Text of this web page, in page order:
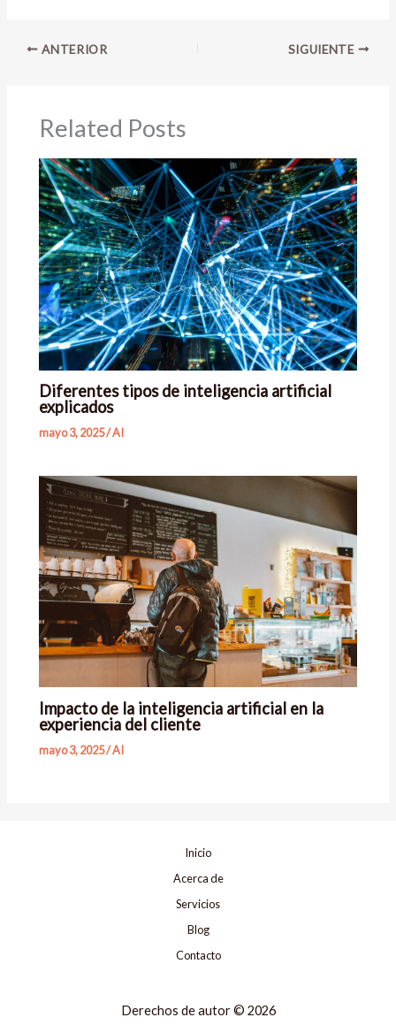
ANTERIOR SIGUIENTE
Related Posts
Diferentes tipos de inteligencia artificial
explicados
mayo 3, 2025/AI
Impacto de la inteligencia artificial en la
experiencia del cliente
mayo 3, 2025/AI
Inicio
Acerca de
Servicios
Blog
Contacto
Derechos de autor © 2026